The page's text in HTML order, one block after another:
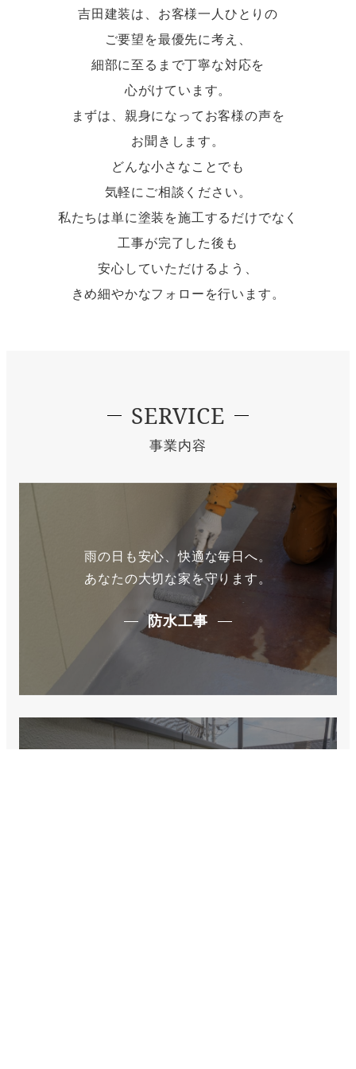
吉田建装は、お客様一人ひとりの
ご要望を最優先に考え、
細部に至るまで丁寧な対応を
心がけています。
まずは、親身になってお客様の声を
お聞きします。
どんな小さなことでも
気軽にご相談ください。
私たちは単に塗装を施工するだけでなく
工事が完了した後も
安心していただけるよう、
きめ細やかなフォローを行います。
SERVICE
事業内容
防水工事
雨の日も安心、快適な毎日へ。
あなたの大切な家を守ります。